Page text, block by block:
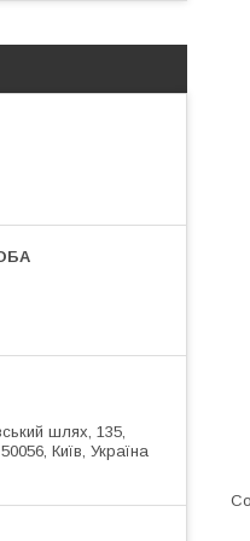
шлях, 135,
Київ, Україна